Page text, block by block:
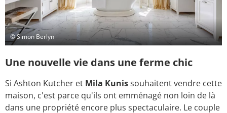
© Simon Berlyn
Une nouvelle vie dans une ferme chic
Si Ashton Kutcher et Mila Kunissouhaitent vendre cette
maison, c'est parce qu'ils ont emménagé non loin de là
dans une propriété encore plus spectaculaire. Le couple